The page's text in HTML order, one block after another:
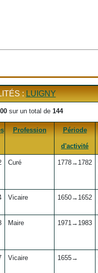
:LUIGNY
sur un total de 144
Profession Période
d'activité
Curé 1778→1782
Vicaire 1650→1652
Maire 1971→1983
Vicaire 1655→